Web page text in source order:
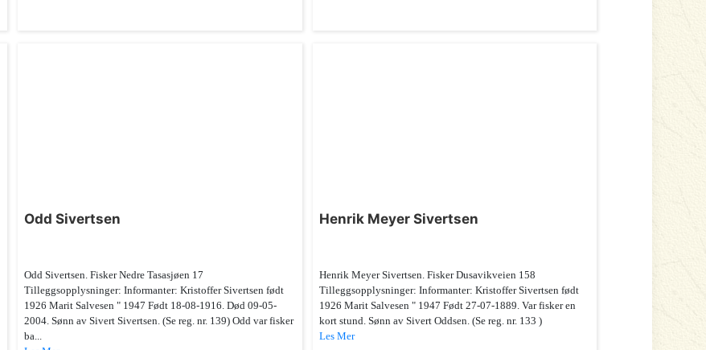
Odd Sivertsen
Odd Sivertsen. Fisker Nedre Tasasjøen 17
Tilleggsopplysninger: Informanter: Kristoffer Sivertsen født
1926 Marit Salvesen " 1947 Født 18-08-1916. Død 09-05-
2004. Sønn av Sivert Sivertsen. (Se reg. nr. 139) Odd var fisker
ba...
Henrik Meyer Sivertsen
Henrik Meyer Sivertsen. Fisker Dusavikveien 158
Tilleggsopplysninger: Informanter: Kristoffer Sivertsen født
1926 Marit Salvesen " 1947 Født 27-07-1889. Var fisker en
kort stund. Sønn av Sivert Oddsen. (Se reg. nr. 133 )
Les Mer